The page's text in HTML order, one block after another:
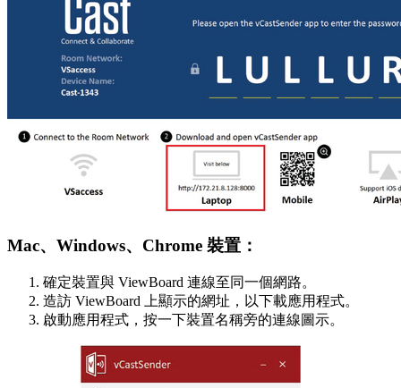
Mac、Windows、Chrome 裝置：
確定裝置與 ViewBoard 連線至同一個網路。
造訪 ViewBoard 上顯示的網址，以下載應用程式。
啟動應用程式，按一下裝置名稱旁的連線圖示。